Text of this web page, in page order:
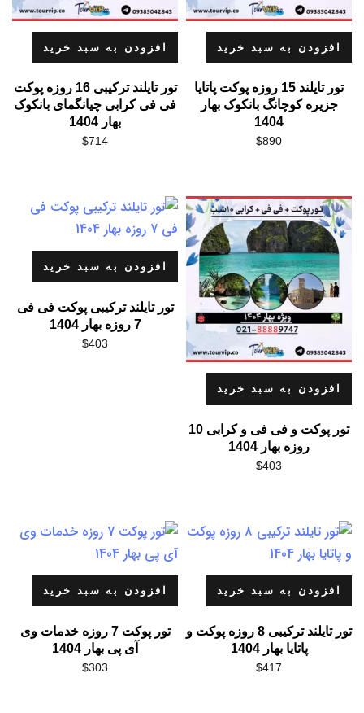
افزودن به سبد خرید
تور تایلند 15 روزه پوکت پاتایا
جزیره کوچانگ بانکوک بهار
1404
$890
افزودن به سبد خرید
تور تایلند ترکیبی 16 روزه پوکت
فی فی کرابی چیانگمای بانکوک
بهار 1404
$714
افزودن به سبد خرید
تور پوکت و فی فی و کرابی 10
روزه بهار 1404
$403
افزودن به سبد خرید
تور تایلند ترکیبی پوکت فی فی
7 روزه بهار 1404
$403
افزودن به سبد خرید
تور تایلند ترکیبی 8 روزه پوکت و
پاتایا بهار 1404
$417
افزودن به سبد خرید
تور پوکت 7 روزه خدمات وی
آی پی بهار 1404
$303